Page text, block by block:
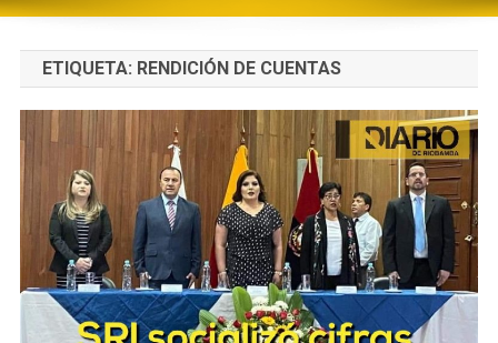
ETIQUETA: RENDICIÓN DE CUENTAS